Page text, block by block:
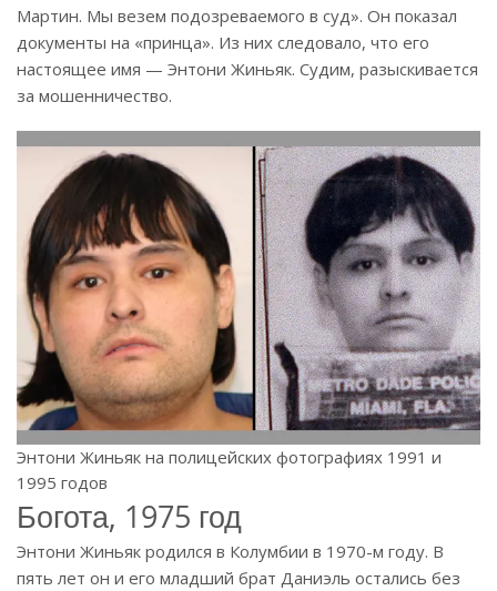
Мартин. Мы везем подозреваемого в суд». Он показал
документы на «принца». Из них следовало, что его
настоящее имя — Энтони Жиньяк. Судим, разыскивается
за мошенничество.
Энтони Жиньяк на полицейских фотографиях 1991 и
1995 годов
Богота, 1975 год
Энтони Жиньяк родился в Колумбии в 1970-м году. В
пять лет он и его младший брат Даниэль остались без